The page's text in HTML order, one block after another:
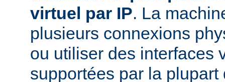
virtuel par IP. La
plusieurs connexions
ou utiliser des interfaces
supportées par la plupart